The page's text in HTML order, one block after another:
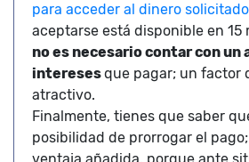
para acceder al dinero solicitado
aceptarse está disponible en 15
no es necesario contar con un
interesesque pagar; un factor
atractivo.
Finalmente, tienes que saber
posibilidad de prorrogar el